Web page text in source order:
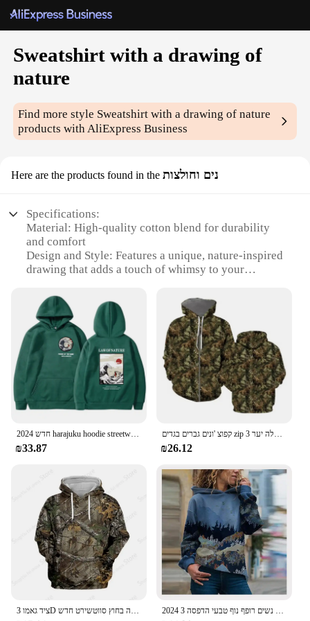
Sweatshirt with a drawing of
nature
Find more style Sweatshirt with a drawing of nature
products with AliExpress Business
Here are the products found in the נים וחולצות
Specifications:
Material: High-quality cotton blend for durability
and comfort
Design and Style: Features a unique, nature-inspired
drawing that adds a touch of whimsy to your
Usage and Purpose: Ideal for casual wear, layering,
or as a statement piece
Typical Adaptive Scenario: Versatile for various
occasions, from outdoor adventures to cozy
evenings at home
Shape or Size or Weight or Quantity: Available in a
range of sizes to fit a variety of body types
Performance and Property: Designed to retain its
shape and color through multiple washes
Features:
**Embrace the Great Outdoors with Style**
Step into the great outdoors with our Sweatshirt
with a drawing of nature, a perfect blend of style
and comfort. This sweatshirt is not just a piece of
clothing; it's a statement of your love for nature.
The intricate drawing, capturing the essence of the
natural world, makes it a standout piece in your
wardrobe. Whether you're an avid hiker, a nature
enthusiast, or simply someone who appreciates art,
this sweatshirt is your go-to choice for any outdoor
activity or casual setting.
2024 חדש harajuku hoodie streetwear של טבע קפוצ 'ון גברים מכתב אופנה הדפסה סודאדראס hoody בגדים hoody
₪33.87
קפוצ 'ונים גברים בגדים zip סווטט עלה יער 3D הדפסה סווטשירטים סתו מזדמנים מזדמנים ברדס רוכסן pulover
₪26.12
ציד גאמו 3D הדפסה קפוצ 'ון גרפי גברים אופנה עוזב דפוס הסוואה קפוצ' ון ילד מעיל נשים זיעה בחוץ סווטשירט חדש 2024 נשים צמרות סתיו וחורף קפוצ 'ונים של נשים רופף נוף טבעי הדפסה 3d 3D הדפסה אופנה מזדמנים קפוצ' ונים